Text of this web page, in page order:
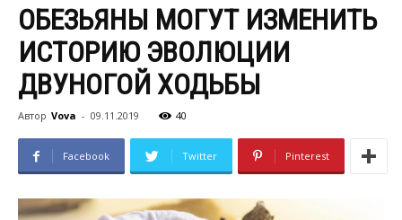
ОБЕЗЬЯНЫ МОГУТ ИЗМЕНИТЬ
ИСТОРИЮ ЭВОЛЮЦИИ
ДВУНОГОЙ ХОДЬБЫ
Автор Vova - 09.11.2019 40
Facebook Twitter Pinterest